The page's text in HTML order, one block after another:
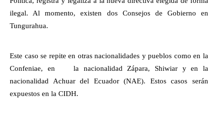
ilegal. Al momento, existen dos Consejos de Gobierno en
Tungurahua.
Este caso se repite en otras nacionalidades y pueblos como en la
Confeniae, en la nacionalidad Zápara, Shiwiar y en la
nacionalidad Achuar del Ecuador (NAE). Estos casos serán
expuestos en la CIDH.